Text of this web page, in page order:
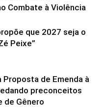
Combate à Violência
que 2027 seja o
Peixe”
Proposta de Emenda à
preconceitos
de Gênero